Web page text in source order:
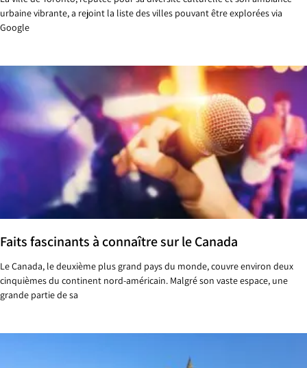
urbaine vibrante, a rejoint la liste des villes pouvant être explorées via
Google
Faits fascinants à connaître sur le Canada
Le Canada, le deuxième plus grand pays du monde, couvre environ deux
cinquièmes du continent nord-américain. Malgré son vaste espace, une
grande partie de sa